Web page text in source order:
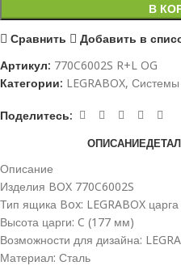
В
Сравнить
Добавить в
Артикул: 770C6002S R+L OG
Категории: LEGRABOX,
Поделитесь:
ОПИСАНИЕ
Описание
Изделия BOX 770C6002S
Тип ящика Box: LEGRABOX царга
Высота царги: C (177 мм)
Возможности для дизайна:
Материал: Сталь